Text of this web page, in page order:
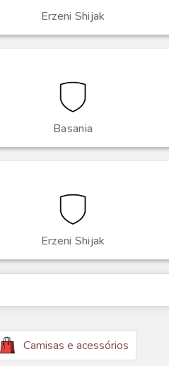
Erzeni Shijak
Basania
Erzeni Shijak
Camisas e acessórios